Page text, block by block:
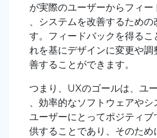
が実際のユーザーからフィー
、システムを改善するための
す。フィードバックを得るこ
れを基にデザインに変更や
善することができます。
つまり、UXのゴールは、ユ
、効率的なソフトウェアやシ
ユーザーにとってポジティブ
供することであり、そのため